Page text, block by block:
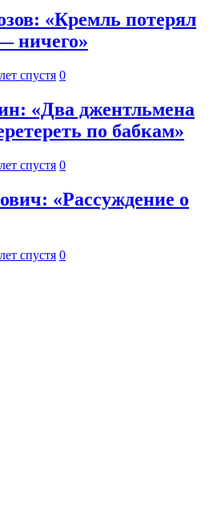
«Кремль потерял
ничего»
спустя 0
«Два джентльмена
по бабкам»
спустя 0
«Рассуждение о
спустя 0